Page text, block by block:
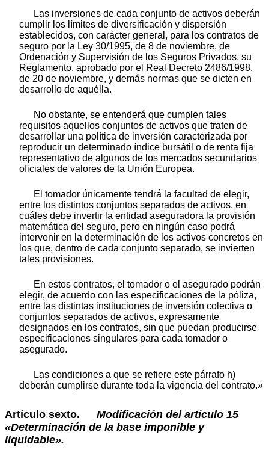
Las inversiones de cada conjunto de activos deberán
cumplir los límites de diversificación y dispersión
establecidos, con carácter general, para los contratos de
seguro por la Ley 30/1995, de 8 de noviembre, de
Ordenación y Supervisión de los Seguros Privados, su
Reglamento, aprobado por el Real Decreto 2486/1998,
de 20 de noviembre, y demás normas que se dicten en
desarrollo de aquélla.
No obstante, se entenderá que cumplen tales
requisitos aquellos conjuntos de activos que traten de
desarrollar una política de inversión caracterizada por
reproducir un determinado índice bursátil o de renta fija
representativo de algunos de los mercados secundarios
oficiales de valores de la Unión Europea.
El tomador únicamente tendrá la facultad de elegir,
entre los distintos conjuntos separados de activos, en
cuáles debe invertir la entidad aseguradora la provisión
matemática del seguro, pero en ningún caso podrá
intervenir en la determinación de los activos concretos en
los que, dentro de cada conjunto separado, se invierten
tales provisiones.
En estos contratos, el tomador o el asegurado podrán
elegir, de acuerdo con las especificaciones de la póliza,
entre las distintas instituciones de inversión colectiva o
conjuntos separados de activos, expresamente
designados en los contratos, sin que puedan producirse
especificaciones singulares para cada tomador o
asegurado.
Las condiciones a que se refiere este párrafo h)
deberán cumplirse durante toda la vigencia del contrato.»
Artículo sexto. Modificación del artículo 15
«Determinación de la base imponible y
liquidable».